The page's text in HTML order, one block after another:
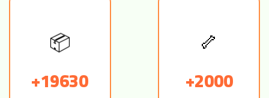
🦴
2000+
📦
19630+